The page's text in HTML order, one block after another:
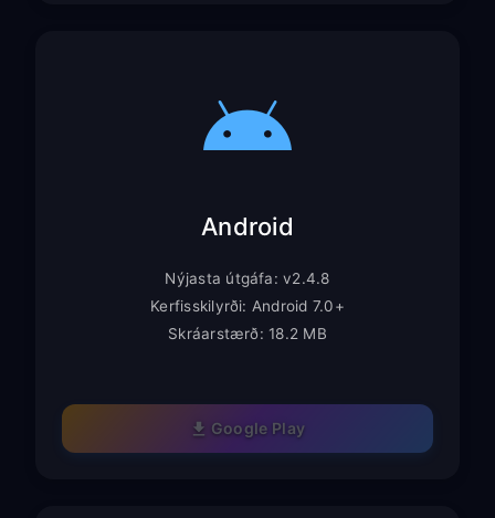
Android
Nýjasta útgáfa: v2.4.8
Kerfisskilyrði: Android 7.0+
Skráarstærð: 18.2 MB
Google Play